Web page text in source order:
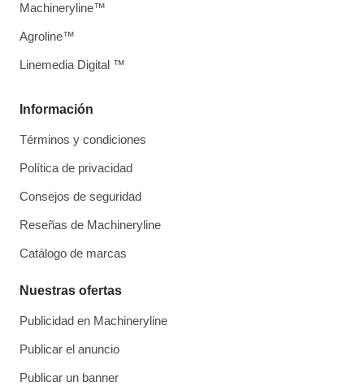
Información
Términos y condiciones
Política de privacidad
Consejos de seguridad
Reseñas de Machineryline
Catálogo de marcas
Nuestras ofertas
Publicidad en Machineryline
Publicar el anuncio
Publicar un banner
Machineryline™
Agroline™
Linemedia Digital ™